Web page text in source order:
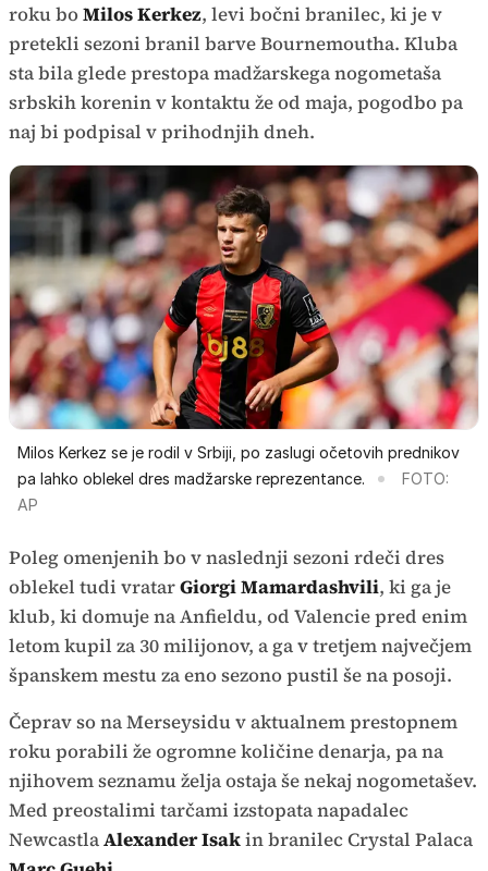
roku boMilos Kerkez, levi bočni branilec, ki je v
pretekli sezoni branil barve Bournemoutha. Kluba
sta bila glede prestopa madžarskega nogometaša
srbskih korenin v kontaktu že od maja, pogodbo pa
naj bi podpisal v prihodnjih dneh.
Milos Kerkez se je rodil v Srbiji, po zaslugi očetovih prednikov
pa lahko oblekel dres madžarske reprezentance.
FOTO:
AP
Poleg omenjenih bo v naslednji sezoni rdeči dres
oblekel tudi vratarGiorgi Mamardashvili, ki ga je
klub, ki domuje na Anfieldu, od Valencie pred enim
letom kupil za 30 milijonov, a ga v tretjem največjem
španskem mestu za eno sezono pustil še na posoji.
Čeprav so na Merseysidu v aktualnem prestopnem
roku porabili že ogromne količine denarja, pa na
njihovem seznamu želja ostaja še nekaj nogometašev.
Med preostalimi tarčami izstopata napadalec
NewcastlaAlexander Isakin branilec Crystal Palaca